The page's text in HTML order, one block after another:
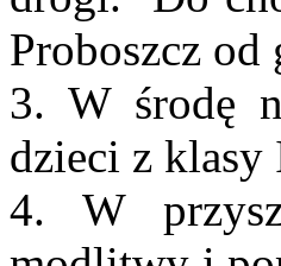
Proboszcz
3. W środę
dzieci z
4. W